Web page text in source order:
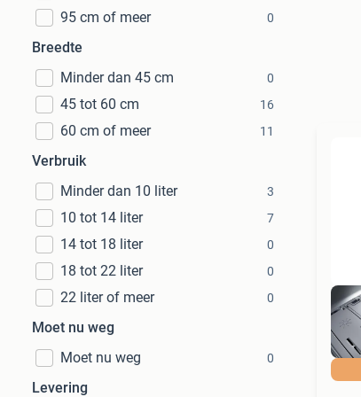
95 cm of meer 0
Breedte
Minder dan 45 cm
0
45 tot 60 cm 16
60 cm of meer 11
Verbruik
Minder dan 10 liter
3
10 tot 14 liter 7
14 tot 18 liter 0
18 tot 22 liter 0
22 liter of meer 0
Moet nu weg
Moet nu weg
0
Levering